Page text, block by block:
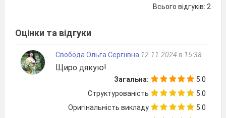
Всього відгуків: 2
Оцінки та відгуки
Свобода Ольга Сергіївна 12.11.2024 в 15:38
Щиро дякую!
Загальна:
5.0
Структурованість
5.0
Оригінальність викладу
5.0